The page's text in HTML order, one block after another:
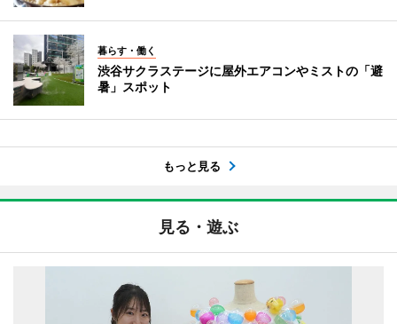
暮らす・働く
渋谷サクラステージに屋外エアコンやミストの「避
暑」スポット
もっと見る
見る・遊ぶ